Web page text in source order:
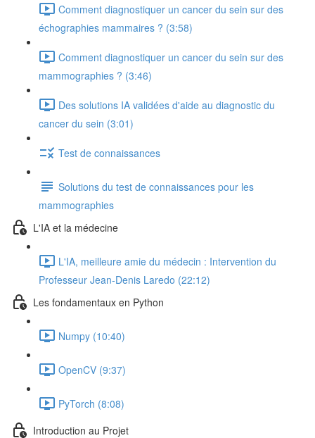
Comment diagnostiquer un cancer du sein sur des
échographies mammaires ? (3:58)
Comment diagnostiquer un cancer du sein sur des
mammographies ? (3:46)
Des solutions IA validées d'aide au diagnostic du
cancer du sein (3:01)
Test de connaissances
Solutions du test de connaissances pour les
mammographies
L'IA et la médecine
L'IA, meilleure amie du médecin : Intervention du
Professeur Jean-Denis Laredo (22:12)
Les fondamentaux en Python
Numpy (10:40)
OpenCV (9:37)
PyTorch (8:08)
Introduction au Projet